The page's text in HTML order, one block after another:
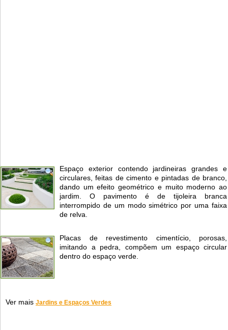
Espaço exterior contendo jardineiras grandes e
circulares, feitas de cimento e pintadas de branco,
dando um efeito geométrico e muito moderno ao
jardim. O pavimento é de tijoleira branca
interrompido de um modo simétrico por uma faixa
de relva.
Placas de revestimento cimentício, porosas,
imitando a pedra, compõem um espaço circular
dentro do espaço verde.
Ver mais Jardins e Espaços Verdes